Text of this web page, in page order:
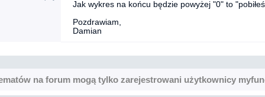
Jak wykres na końcu będzie powyżej "0" to
Pozdrawiam,
Damian
na forum mogą tylko zarejestrowani użytkownicy